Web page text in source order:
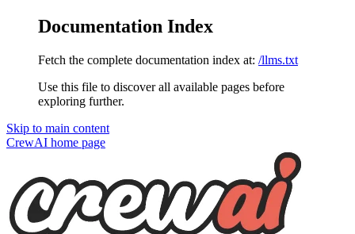
Documentation Index
Fetch the complete documentation index at: /llms.txt
Use this file to discover all available pages before
exploring further.
Skip to main content
CrewAI home page